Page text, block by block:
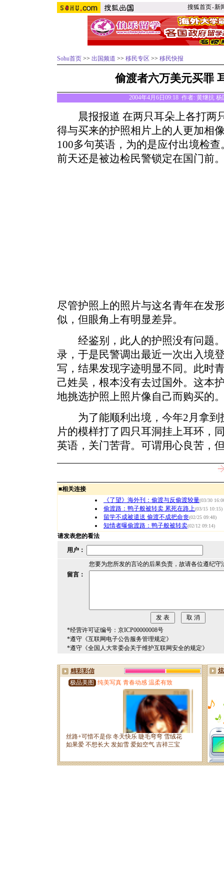
搜狐首页-新
Sohu首页 >> 出国频道 >> 移民专区 >> 移民快报
偷渡者六万美元买罪
2004年4月6日09:18 作者: 黄继抗
晨报报道 在两只耳朵上各打两
得与买来的护照相片上的人更加相
100多句英语，为的是应付出境检
前天还是被边检民警锁定在国门前
尽管护照上的照片与这名青年在发
似，但眼角上有明显差异。
经鉴别，此人的护照没有问题。
录，于是民警调出最近一次出入境
写，结果发现字迹明显不同。此时
己姓吴，根本没有去过国外。这本
地挑选护照上照片像自己而购买的
为了能顺利出境，今年2月拿到
片的模样打了四只耳洞挂上耳环，
英语，关门苦背。可谓用心良苦，
■相关连接
《了望》海外刊：偷渡与反偷渡较量(03/30
偷渡路：鸭子般被转卖 累死在路上(03/15 10:15)
留学不成被遣送 偷渡不成把命丧(02/25 09:48)
知情者曝偷渡路：鸭子般被转卖(02/12 09:14)
请发表您的看法
用户：
您要为您所发的言论的后果负责，故请各位遵纪守
留言：
*经营许可证编号：京ICP00000008号
*遵守《互联网电子公告服务管理规定》
*遵守《全国人大常委会关于维护互联网安全的规定》